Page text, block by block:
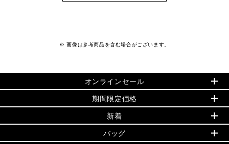
※ 画像は参考商品を含む場合がございます。
オンラインセール
PRODUCT OF THE MONTH - 今月の特別価格
再値下げアイテム
追加アイテム
期間限定価格
▶ ウィメンズすべて
バッグ
新着
初夏のスタイル
バッグ